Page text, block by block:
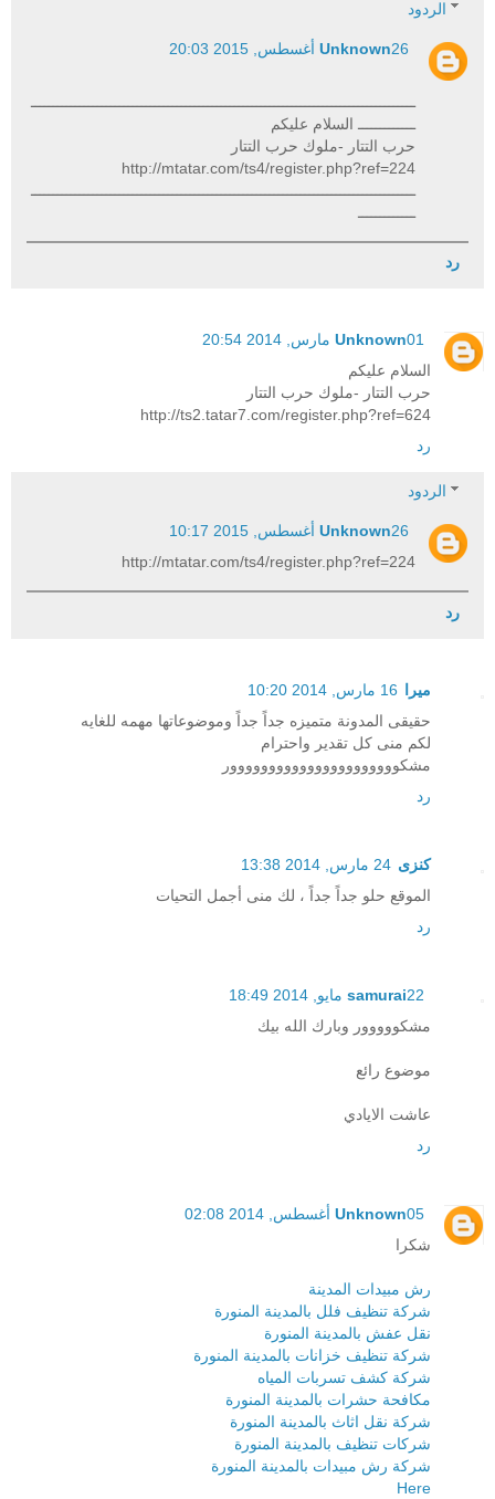
الردود
Unknown26 أغسطس, 2015 20:03
ـــــــــــــــــــــــــــــــــــــــــــــــــــــــــــــــــــــــــــــــــــــــ
ـــــــــــــ السلام عليكم
حرب التتار -ملوك حرب التتار
http://mtatar.com/ts4/register.php?ref=224
ـــــــــــــــــــــــــــــــــــــــــــــــــــــــــــــــــــــــــــــــــــــــ
ـــــــــــــ
رد
Unknown01 مارس, 2014 20:54
السلام عليكم
حرب التتار -ملوك حرب التتار
http://ts2.tatar7.com/register.php?ref=624
رد
الردود
Unknown26 أغسطس, 2015 10:17
http://mtatar.com/ts4/register.php?ref=224
رد
ميرا
16 مارس, 2014 10:20
حقيقى المدونة متميزه جداً جداً وموضوعاتها مهمه للغايه
لكم منى كل تقدير واحترام
مشكوووووووووووووووووووووور
رد
كنزى 24 مارس, 2014 13:38
الموقع حلو جداً جداً ، لك منى أجمل التحيات
رد
samurai22 مايو, 2014 18:49
مشكووووور وبارك الله بيك
موضوع رائع
عاشت الايادي
رد
Unknown05 أغسطس, 2014 02:08
شكرا
رش مبيدات المدينة
شركة تنظيف فلل بالمدينة المنورة
نقل عفش بالمدينة المنورة
شركة تنظيف خزانات بالمدينة المنورة
شركة كشف تسربات المياه
مكافحة حشرات بالمدينة المنورة
شركة نقل اثاث بالمدينة المنورة
شركات تنظيف بالمدينة المنورة
شركة رش مبيدات بالمدينة المنورة
Here